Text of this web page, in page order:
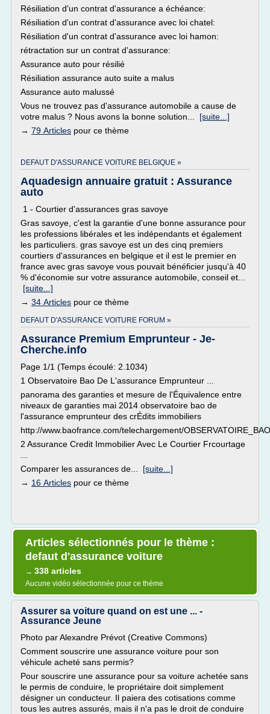
Résiliation d'un contrat d'assurance a échéance:
Résiliation d'un contrat d'assurance avec loi chatel:
Résiliation d'un contrat d'assurance avec loi hamon:
rétractation sur un contrat d'assurance:
Assurance auto pour résilié
Résiliation assurance auto suite a malus
Assurance auto malussé
Vous ne trouvez pas d'assurance automobile a cause de
votre malus ? Nous avons la bonne solution... [suite...]
→ 79 Articles pour ce thème
DEFAUT D'ASSURANCE VOITURE BELGIQUE »
Aquadesign annuaire gratuit : Assurance
auto
1 - Courtier d'assurances gras savoye
Gras savoye, c'est la garantie d'une bonne assurance pour
les professions libérales et les indépendants et également
les particuliers. gras savoye est un des cinq premiers
courtiers d'assurances en belgique et il est le premier en
france avec gras savoye vous pouvait bénéficier jusqu'à 40
% d'économie sur votre assurance automobile, conseil et...
[suite...]
→ 34 Articles pour ce thème
DEFAUT D'ASSURANCE VOITURE FORUM »
Assurance Premium Emprunteur - Je-
Cherche.info
Page 1/1 (Temps écoulé: 2.1034)
1 Observatoire Bao De L'assurance Emprunteur ...
panorama des garanties et mesure de l'Équivalence entre
niveaux de garanties mai 2014 observatoire bao de
l'assurance emprunteur des crÉdits immobiliers
http://www.baofrance.com/telechargement/
2 Assurance Credit Immobilier Avec Le Courtier Frcourtage
Comparer les assurances de... [suite...]
→ 16 Articles pour ce thème
Articles sélectionnés pour le thème :
defaut d'assurance voiture
→ 338 articles
Aucune vidéo sélectionnée pour ce thème
Assurer sa voiture quand on est une ... -
Assurance Jeune
Photo par Alexandre Prévot (Creative Commons)
Comment souscrire une assurance voiture pour son
véhicule acheté sans permis?
Pour souscrire une assurance pour sa voiture achetée sans
le permis de conduire, le propriétaire doit simplement
désigner un conducteur. Il paiera des cotisations comme
tous les autres assurés, mais il n'a pas le droit de conduire